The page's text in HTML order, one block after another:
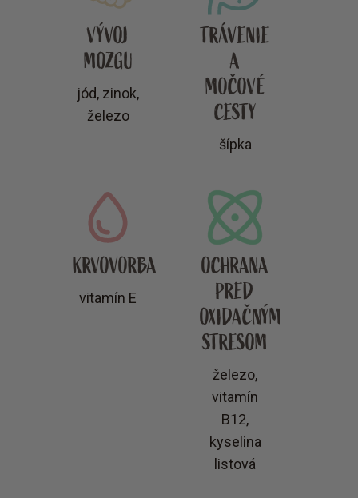
VÝVOJ
MOZGU
jód, zinok,
železo
TRÁVENIE
A
MOČOVÉ
CESTY
šípka
KRVOVORBA
vitamín E
OCHRANA
PRED
OXIDAČNÝM
STRESOM
železo,
vitamín
B12,
kyselina
listová